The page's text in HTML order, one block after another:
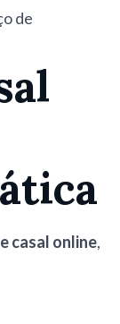
de
casal online,